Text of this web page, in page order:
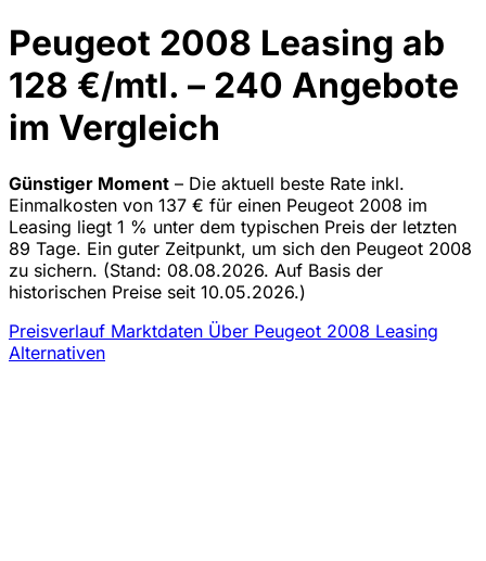
Peugeot 2008 Leasing ab
128 €/mtl. – 240 Angebote
im Vergleich
Günstiger Moment – Die aktuell beste Rate inkl.
Einmalkosten von 137 € für einen Peugeot 2008 im
Leasing liegt 1 % unter dem typischen Preis der letzten
89 Tage. Ein guter Zeitpunkt, um sich den Peugeot 2008
zu sichern. (Stand: 08.08.2026. Auf Basis der
historischen Preise seit 10.05.2026.)
Preisverlauf Marktdaten Über Peugeot 2008 Leasing
Alternativen